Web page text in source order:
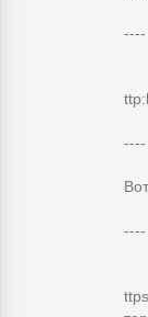
----
----
----